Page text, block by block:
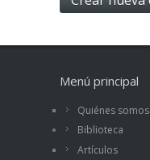
Menú principal
Quiénes somos
Biblioteca
Artículos